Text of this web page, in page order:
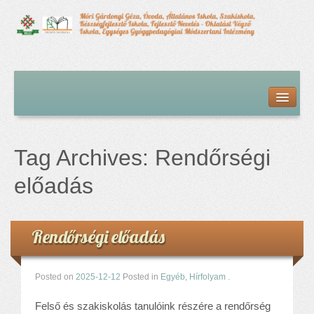
Hírfolyam
Alapdokumentumok
Intézményvezetői megbízás dokumentumai
Órarendek (2025/26. tanév)
Szakkörök
Tanév rendje
Középfokú beiskolázás a 2026-2027-ös tanévben
Középfokú eredmények
Tag Archives: Rendőrségi
előadás
Rendőrségi előadás
Posted on 2025-12-12 Posted in Egyéb, Hírfolyam .
Felső és szakiskolás tanulóink részére a rendőrség